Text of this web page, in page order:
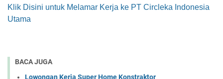
Klik Disini untuk Melamar Kerja ke PT Circleka Indonesia
Utama
BACA JUGA
Lowongan Kerja Super Home Konstraktor